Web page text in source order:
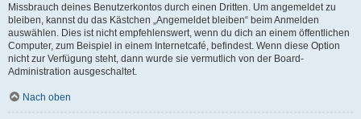
Missbrauch deines Benutzerkontos durch einen Dritten. Um angemeldet zu
bleiben, kannst du das Kästchen „Angemeldet bleiben“ beim Anmelden
auswählen. Dies ist nicht empfehlenswert, wenn du dich an einem öffentlichen
Computer, zum Beispiel in einem Internetcafé, befindest. Wenn diese Option
nicht zur Verfügung steht, dann wurde sie vermutlich von der Board-
Administration ausgeschaltet.
Nach oben